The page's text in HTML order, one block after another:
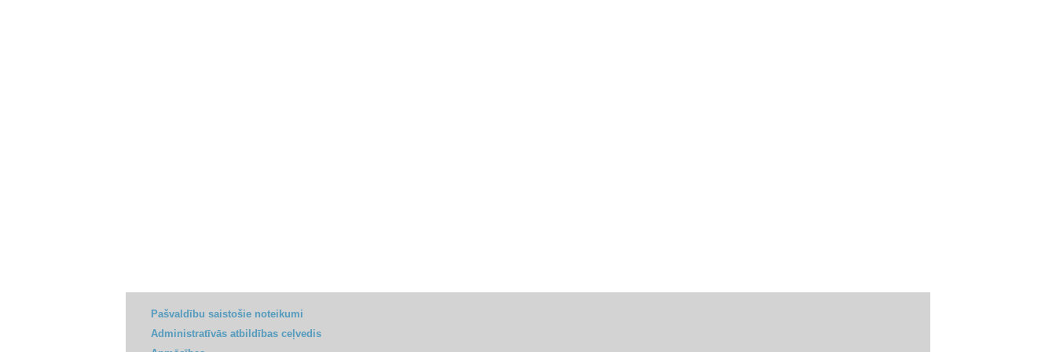
Pašvaldību saistošie noteikumi
Administratīvās atbildības ceļvedis